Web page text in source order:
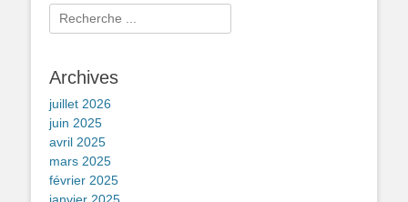
articles
Rechercher :
Archives
juillet 2026
juin 2025
avril 2025
mars 2025
février 2025